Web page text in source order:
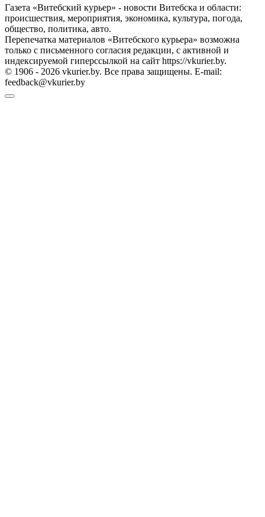
Газета «Витебский курьер» - новости Витебска и области:
происшествия, мероприятия, экономика, культура, погода,
общество, политика, авто.
Перепечатка материалов «Витебского курьера» возможна
только с письменного согласия редакции, с активной и
индексируемой гиперссылкой на сайт https://vkurier.by.
© 1906 - 2026 vkurier.by. Все права защищены. E-mail:
feedback@vkurier.by